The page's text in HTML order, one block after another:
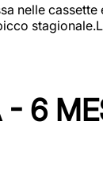
nelle
- 6